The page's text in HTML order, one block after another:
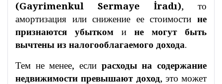
(Gayrimenkul Sermaye İradı), то
амортизация или снижение ее стоимости не
признаются убытком и не могут быть
вычтены из налогооблагаемого дохода.
Тем не менее, если расходы на содержание
недвижимости превышают доход, это может